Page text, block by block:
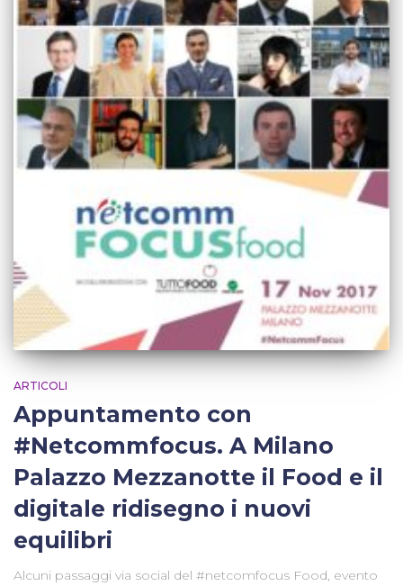
ARTICOLI
Appuntamento con
#Netcommfocus. A Milano
Palazzo Mezzanotte il Food e il
digitale ridisegno i nuovi
equilibri
Alcuni passaggi via social del #netcomfocus Food, evento